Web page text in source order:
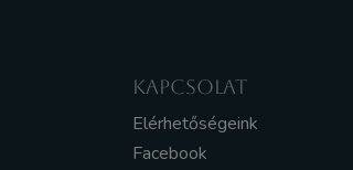
KAPCSOLAT
Elérhetőségeink
Facebook